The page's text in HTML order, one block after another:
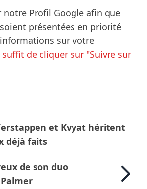
notre Profil Google afin que
présentées en priorité
sur votre
de cliquer sur "Suivre sur
et Kvyat héritent
déjà faits
de son duo